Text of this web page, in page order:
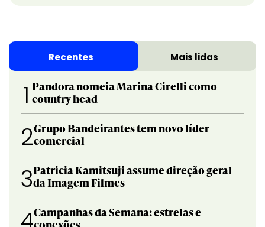
Recentes Mais lidas
1 Pandora nomeia Marina Cirelli como
country head
2Grupo Bandeirantes tem novo líder
comercial
3Patricia Kamitsuji assume direção geral
da Imagem Filmes
Campanhas da Semana: estrelas e